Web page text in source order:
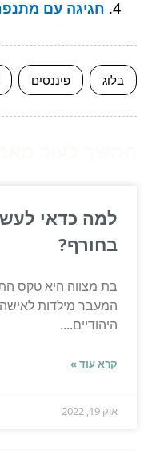
חגיגה עם
בלוג פיננסים
למה כדאי
בחורף?
בת מצווה היא טקס
המעבר מילדות
היהודיים....
קרא עוד »
אוק 19, 2022